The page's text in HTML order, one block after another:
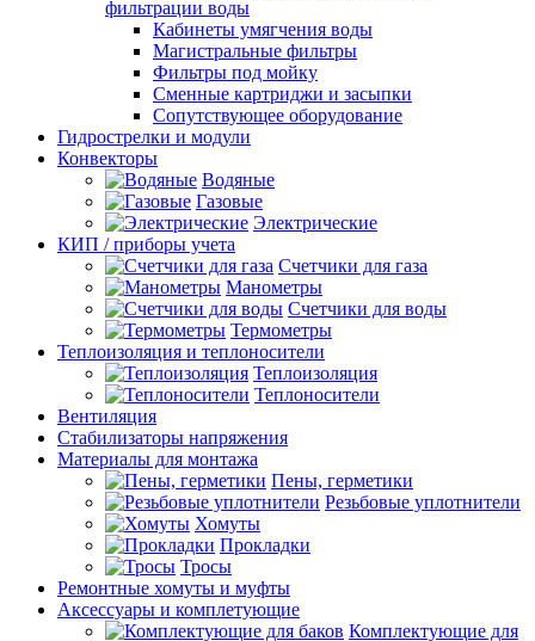
фильтрации воды
Кабинеты умягчения воды
Магистральные фильтры
Фильтры под мойку
Сменные картриджи и засыпки
Сопутствующее оборудование
Гидрострелки и модули
Конвекторы
Водяные
Газовые
Электрические
КИП / приборы учета
Счетчики для газа
Манометры
Счетчики для воды
Термометры
Теплоизоляция и теплоносители
Теплоизоляция
Теплоносители
Вентиляция
Стабилизаторы напряжения
Материалы для монтажа
Пены, герметики
Резьбовые уплотнители
Хомуты
Прокладки
Тросы
Ремонтные хомуты и муфты
Аксессуары и комплетующие
Комплектующие для